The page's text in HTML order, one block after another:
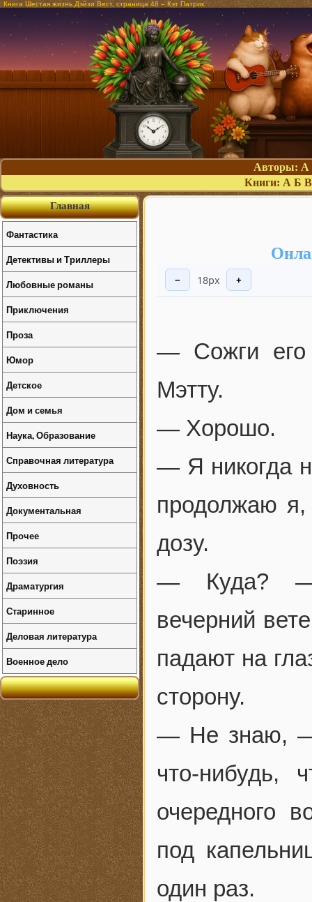
Книга Шестая жизнь Дэйзи Вест, страница 48 – Кэт Патрик
Авторы: А
Книги: А Б В
− 18px +
— Сожги его
Мэтту.
— Хорошо.
— Я никогда
продолжаю
дозу.
— Куда? —
вечерний
падают на
сторону.
— Не знаю, —
что-нибудь,
очередного
под
один раз.
Главная
Фантастика
Детективы и Триллеры
Любовные романы
Приключения
Проза
Юмор
Детское
Дом и семья
Наука, Образование
Справочная литература
Духовность
Документальная
Прочее
Поэзия
Драматургия
Старинное
Деловая литература
Военное дело